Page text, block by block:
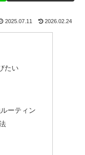
2025.07.11 2026.02.24
たい
ーティン